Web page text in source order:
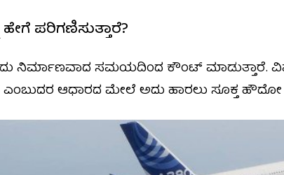
ಪರಿಗಣಿಸುತ್ತಾರೆ?
ನಿರ್ಮಾಣವಾದ ಸಮಯದಿಂದ ಕೌಂಟ್ ಮಾಡುತ್ತಾರೆ.
ಆಧಾರದ ಮೇಲೆ ಅದು ಹಾರಲು ಸೂಕ್ತ ಹೌದೋ